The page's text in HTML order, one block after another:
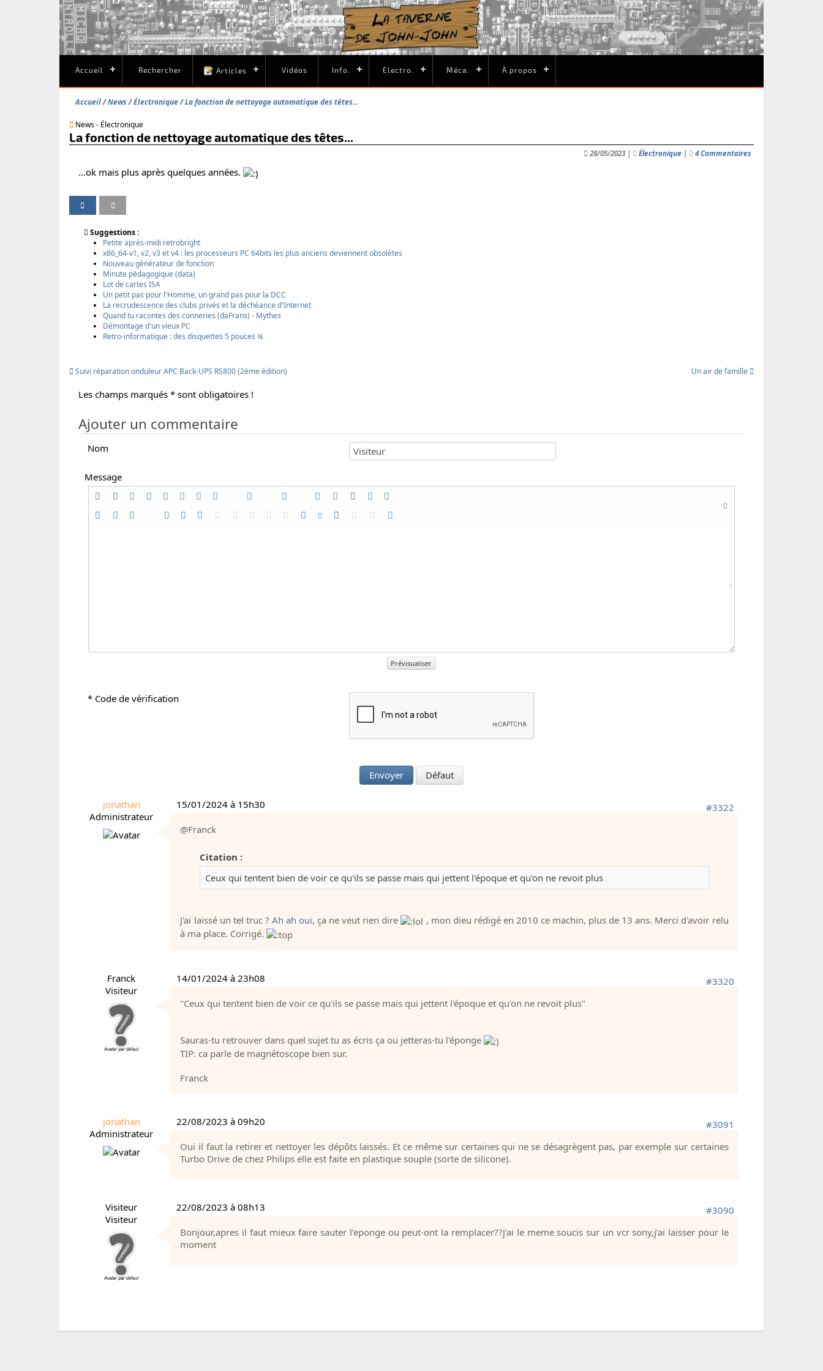
Accueil Rechercher Articles Vidéos Info. Electro. Méca. À propos
Accueil News Électronique La fonction de nettoyage automatique des têtes...
News - Électronique
La fonction de nettoyage automatique des têtes...
28/05/2023 | Électronique | 4 Commentaires
...ok mais plus après quelques années.
a
t
a
t
m
r
i
m
e
r
e
s
i
o
n
i
m
p
r
i
m
a
e
Suggestions :
Petite après-midi retrobright
x86_64-v1, v2, v3 et v4 : les processeurs PC 64bits les plus anciens deviennent obsolètes
Nouveau générateur de fonction
Minute pédagogique (data)
Lot de cartes ISA
Un petit pas pour l'Homme, un grand pas pour la DCC
La recrudescence des clubs privés et la déchéance d'Internet
Quand tu racontes des conneries (daFrans) - Mythes
Démontage d'un vieux PC
Retro-informatique : des disquettes 5 pouces ¼
Suivi réparation onduleur APC Back-UPS RS800 (2ème édition) Un air de famille
Les champs marqués * sont obligatoires !
Ajouter un commentaire
Nom
Message
Prévisualiser
* Code de vérification
Envoyer Défaut
jonathan
Administrateur
#3322
15/01/2024 à 15h30
@Franck
Citation :
Ceux qui tentent bien de voir ce qu'ils se passe mais qui jettent l'époque et qu'on ne revoit plus
J'ai laissé un tel truc ? Ah ah oui, ça ne veut rien dire
, mon dieu rédigé en 2010 ce machin, plus de 13 ans. Merci d'avoir relu
à ma place. Corrigé.
Franck
Visiteur
#3320
14/01/2024 à 23h08
"Ceux qui tentent bien de voir ce qu'ils se passe mais qui jettent l'époque et qu'on ne revoit plus"
Sauras-tu retrouver dans quel sujet tu as écris ça ou jetteras-tu l'éponge
TIP: ca parle de magnétoscope bien sur.
Franck
jonathan
Administrateur
#3091
22/08/2023 à 09h20
Oui il faut la retirer et nettoyer les dépôts laissés. Et ce même sur certaines qui ne se désagrègent pas, par exemple sur certaines
Turbo Drive de chez Philips elle est faite en plastique souple (sorte de silicone).
Visiteur
Visiteur
#3090
22/08/2023 à 08h13
Bonjour,apres il faut mieux faire sauter l’eponge ou peut-ont la remplacer??j’ai le meme soucis sur un vcr sony,j’ai laisser pour le
moment